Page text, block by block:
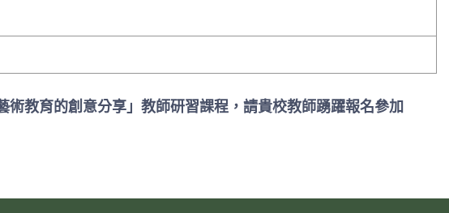
教育的創意分享」教師研習課程，請貴校教師踴躍報名參加